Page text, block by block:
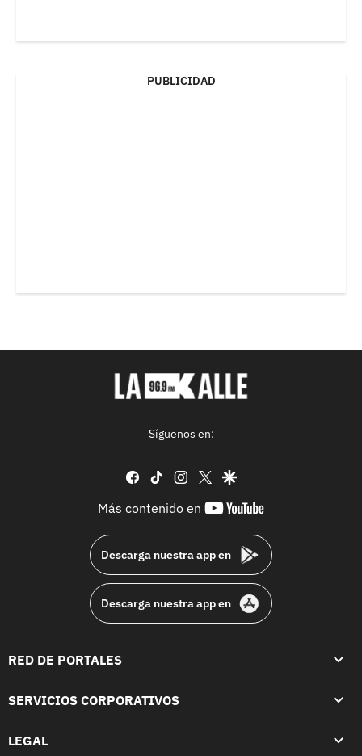
PUBLICIDAD
Síguenos en:
facebook
tiktok instagram
twittergoogle
Más contenido en
youtube-
Descarga nuestra app en
Descarga nuestra app en
RED DE PORTALES
SERVICIOS CORPORATIVOS
LEGAL